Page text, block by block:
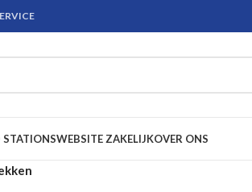
STATIONSWEBSITE ZAKELIJKOVER ONS